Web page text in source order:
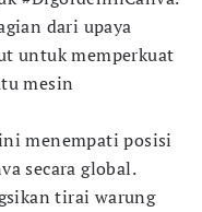
dari upaya
untuk memperkuat
mesin
menempati posisi
secara global.
tirai warung